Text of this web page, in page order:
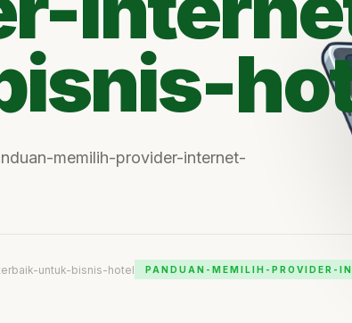
memilih-provider-internet-
untuk-bisnis-hotel PANDUAN-MEMILIH-PROVIDER-